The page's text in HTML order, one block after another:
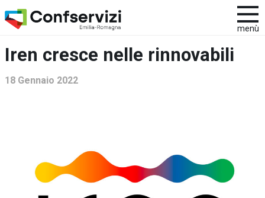
menù
Iren cresce nelle rinnovabili
18 Gennaio 2022